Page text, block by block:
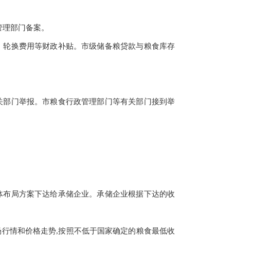
部门备案。
换费用等财政补贴。市级储备粮贷款与粮食库存
门举报。市粮食行政管理部门等有关部门接到举
局方案下达给承储企业。承储企业根据下达的收
情和价格走势,按照不低于国家确定的粮食最低收